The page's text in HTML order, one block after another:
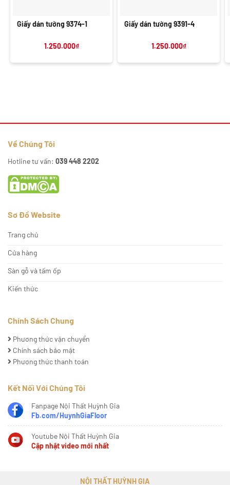
Giấy dán tường 9374-1
1.250.000₫
Giấy dán tường 9391-4
1.250.000₫
Về Chúng Tôi
Hotline tư vấn: 039 448 2202
Sơ Đồ Website
Trang chủ
Cửa hàng
Sàn gỗ và tấm ốp
Kiến thức
Chính Sách Chung
Phương thức vận chuyển
Chính sách bảo mật
Phương thức thanh toán
Kết Nối Với Chúng Tôi
Fanpage Nội Thất Huỳnh Gia
Fb.com/HuynhGiaFloor
Youtube Nội Thất Huỳnh Gia
Cập nhật video mới nhất
NỘI THẤT HUỲNH GIA